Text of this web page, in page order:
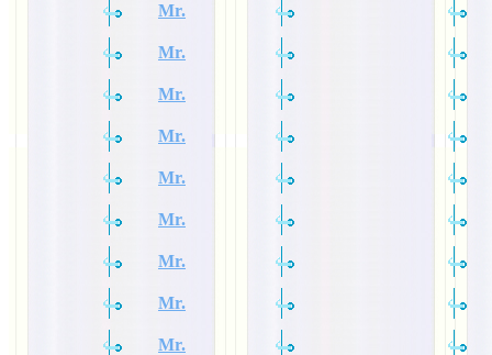
Mr.
Mr.
Mr.
Mr.
Mr.
Mr.
Mr.
Mr.
Mr.